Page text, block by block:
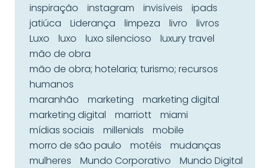
inspiração
instagram invisíveis
ipads
jatiúca
Liderança limpeza livro
livros
Luxo
luxo luxo silencioso
luxury travel
mão de obra
mão de obra; hotelaria; turismo; recursos
humanos
maranhão
marketing
marketing digital
marketing digital
marriott
miami
mídias sociais
millenials
mobile
morro de são paulo
motéis
mudanças
mulheres
Mundo Corporativo
Mundo Digital